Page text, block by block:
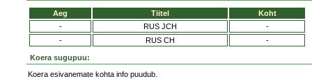
Aeg Tiitel
Koht
-
RUS JCH
-
-
RUS CH -
Koera sugupuu:
Koera esivanemate kohta info puudub.